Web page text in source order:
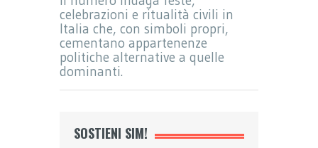
celebrazioni e ritualità civili in
Italia che, con simboli propri,
cementano appartenenze
politiche alternative a quelle
dominanti.
SOSTIENI SIM!